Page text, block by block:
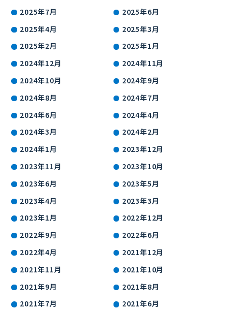
2025年7月
2025年6月
2025年4月
2025年3月
2025年2月
2025年1月
2024年12月
2024年11月
2024年10月
2024年9月
2024年8月
2024年7月
2024年6月
2024年4月
2024年3月
2024年2月
2024年1月
2023年12月
2023年11月
2023年10月
2023年6月
2023年5月
2023年4月
2023年3月
2023年1月
2022年12月
2022年9月
2022年6月
2022年4月
2021年12月
2021年11月
2021年10月
2021年9月
2021年8月
2021年7月
2021年6月